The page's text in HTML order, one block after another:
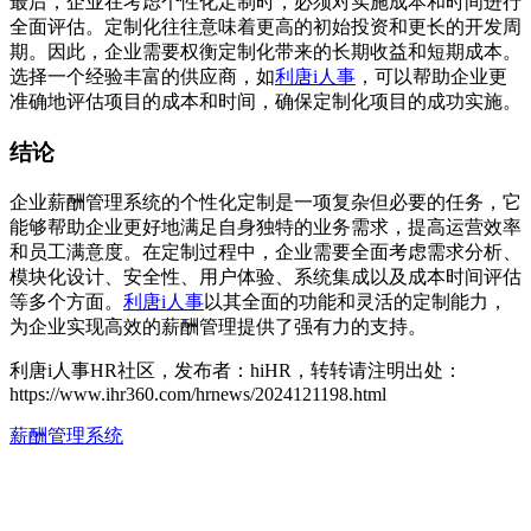
全面评估。定制化往往意味着更高的初始投资和更长的开发周
期。因此，企业需要权衡定制化带来的长期收益和短期成本。
选择一个经验丰富的供应商，如利唐i人事 ，可以帮助企业更
准确地评估项目的成本和时间，确保定制化项目的成功实施。
结论
企业薪酬管理系统的个性化定制是一项复杂但必要的任务，它
能够帮助企业更好地满足自身独特的业务需求，提高运营效率
和员工满意度。在定制过程中，企业需要全面考虑需求分析、
模块化设计、安全性、用户体验、系统集成以及成本时间评估
等多个方面。 利唐i人事以其全面的功能和灵活的定制能力，
为企业实现高效的薪酬管理提供了强有力的支持。
利唐i人事HR社区，发布者：hiHR，转转请注明出处：
https://www.ihr360.com/hrnews/2024121198.html
薪酬管理系统